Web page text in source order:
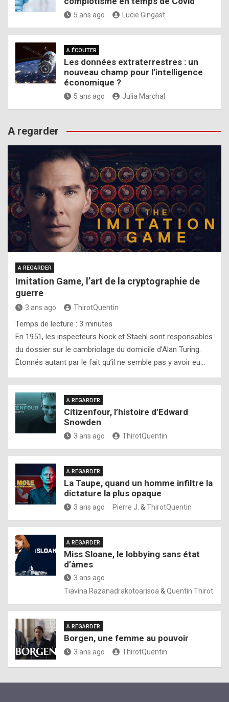
5 ans ago Lucie Gingast
A ÉCOUTER
Les données extraterrestres : un
nouveau champ pour l’intelligence
économique ?
5 ans ago Julia Marchal
A regarder
A REGARDER
Imitation Game, l’art de la cryptographie de
guerre
3 ans ago ThirotQuentin
Temps de lecture : 3 minutes
En 1951, les inspecteurs Nock et Staehl sont responsables
du dossier sur le cambriolage du domicile d’Alan Turing.
Étonnés autant par le fait qu’il ne semble pas y avoir eu…
A REGARDER
Citizenfour, l’histoire d’Edward
Snowden
3 ans ago ThirotQuentin
A REGARDER
La Taupe, quand un homme infiltre la
dictature la plus opaque
3 ans ago Pierre J. & ThirotQuentin
A REGARDER
Miss Sloane, le lobbying sans état
d’âmes
3 ans ago
Tiavina Razanadrakotoarisoa & Quentin Thirot
A REGARDER
Borgen, une femme au pouvoir
3 ans ago ThirotQuentin